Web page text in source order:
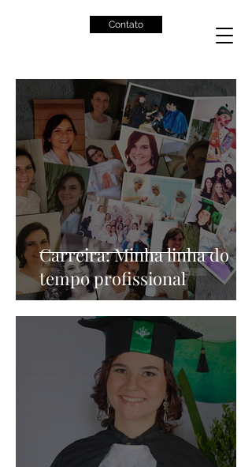
Contato
Carreira: Minha linha do
tempo profissional